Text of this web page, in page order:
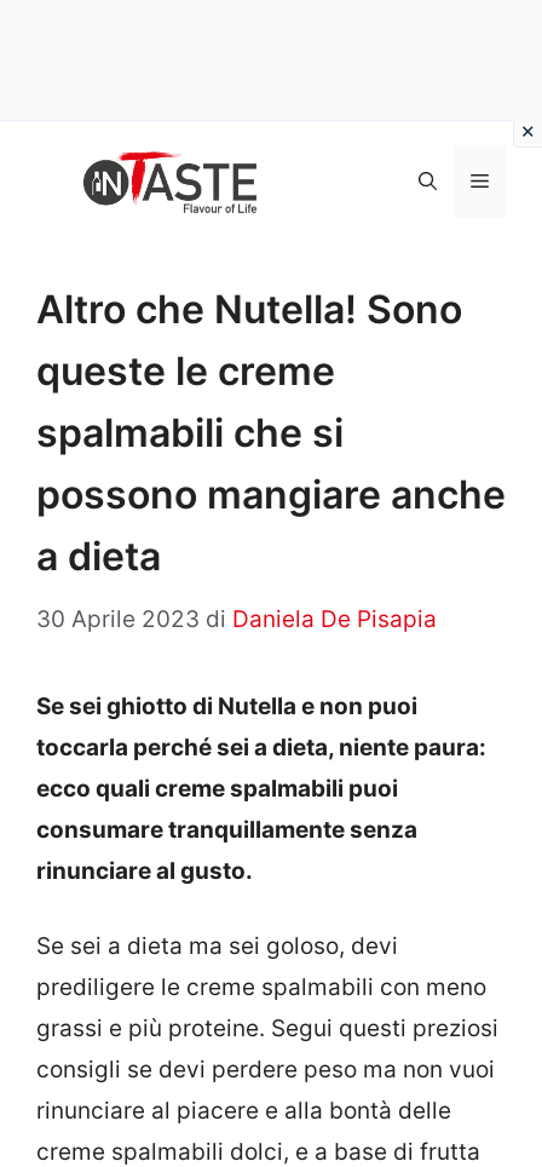
Menu
Altro che Nutella! Sono
queste le creme
spalmabili che si
possono mangiare anche
a dieta
30 Aprile 2023 di Daniela De Pisapia
Se sei ghiotto di Nutella e non puoi
toccarla perché sei a dieta, niente paura:
ecco quali creme spalmabili puoi
consumare tranquillamente senza
rinunciare al gusto.
Se sei a dieta ma sei goloso, devi
prediligere le creme spalmabili con meno
grassi e più proteine. Segui questi preziosi
consigli se devi perdere peso ma non vuoi
rinunciare al piacere e alla bontà delle
creme spalmabili dolci, e a base di frutta